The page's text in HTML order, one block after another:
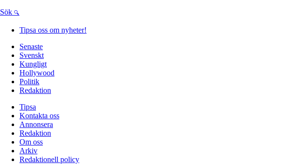
Sök
Tipsa oss om nyheter!
Senaste
Svenskt
Kungligt
Hollywood
Politik
Redaktion
Tipsa
Kontakta oss
Annonsera
Redaktion
Om oss
Arkiv
Redaktionell policy